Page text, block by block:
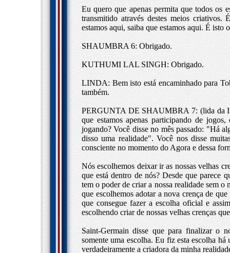
Eu quero que apenas permita que todos os
transmitido através destes meios
estamos aqui, saiba que estamos aqui. É isto
SHAUMBRA 6: Obrigado.
KUTHUMI LAL SINGH: Obrigado.
LINDA: Bem isto está encaminhado para
também.
PERGUNTA DE SHAUMBRA 7: (lida da
que estamos apenas participando de
jogando? Você disse no mês passado: "Há
disso uma realidade". Você nos disse
consciente no momento do Agora e dessa
Nós escolhemos deixar ir as nossas velhas
que está dentro de nós? Desde que parece
tem o poder de criar a nossa realidade sem
que escolhemos adotar a nova crença de
que consegue fazer a escolha oficial e
escolhendo criar de nossas velhas crenças
Saint-Germain disse que para finalizar o
somente uma escolha. Eu fiz esta escolha
verdadeiramente a criadora da minha